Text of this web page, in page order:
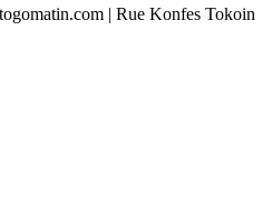
| Rue Konfes Tokoin